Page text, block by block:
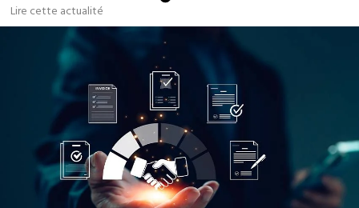
Lire cette actualité